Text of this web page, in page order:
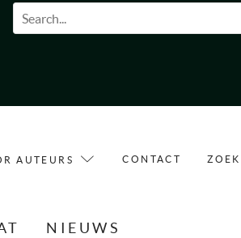
Zoekveld
AUTEURS CONTACT
NIEUWS